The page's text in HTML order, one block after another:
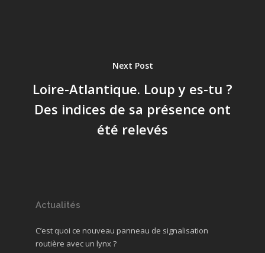
Next Post
Loire-Atlantique. Loup y es-tu ?
Des indices de sa présence ont
été relevés
Actualités
C’est quoi ce nouveau panneau de signalisation
routière avec un lynx ?